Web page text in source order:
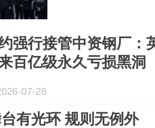
强行接管中资钢厂：
百亿级永久亏损黑洞
07-28
有光环 规则无例外